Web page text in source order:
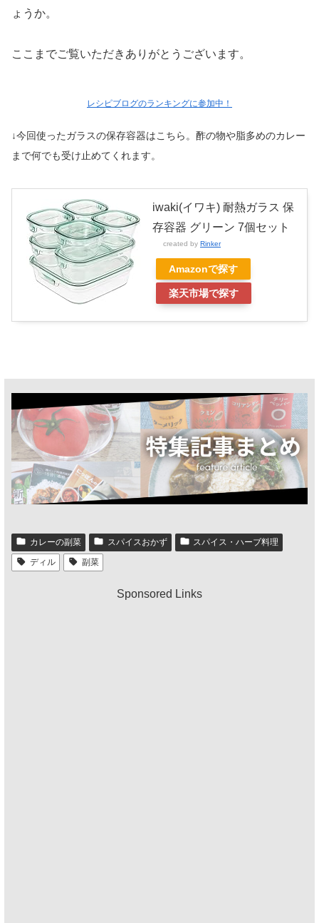
ょうか。
ここまでご覧いただきありがとうございます。
レシピブログのランキングに参加中！
↓今回使ったガラスの保存容器はこちら。酢の物や脂多めのカレー
まで何でも受け止めてくれます。
iwaki(イワキ) 耐熱ガラス 保
存容器 グリーン 7個セット
created by Rinker
Amazonで探す
楽天市場で探す
カレーの副菜 スパイスおかず
スパイス・ハーブ料理
ディル
副菜
Sponsored Links